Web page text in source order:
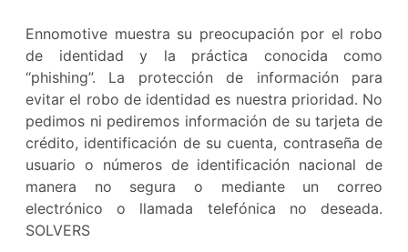
Ennomotive muestra su preocupación por el robo
de identidad y la práctica conocida como
“phishing”. La protección de información para
evitar el robo de identidad es nuestra prioridad. No
pedimos ni pediremos información de su tarjeta de
crédito, identificación de su cuenta, contraseña de
usuario o números de identificación nacional de
manera no segura o mediante un correo
electrónico o llamada telefónica no deseada.
SOLVERS